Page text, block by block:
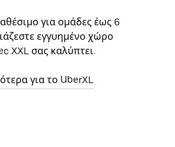
για ομάδες έως 6
εγγυημένο χώρο
XXL σας καλύπτει.
για το UberXL